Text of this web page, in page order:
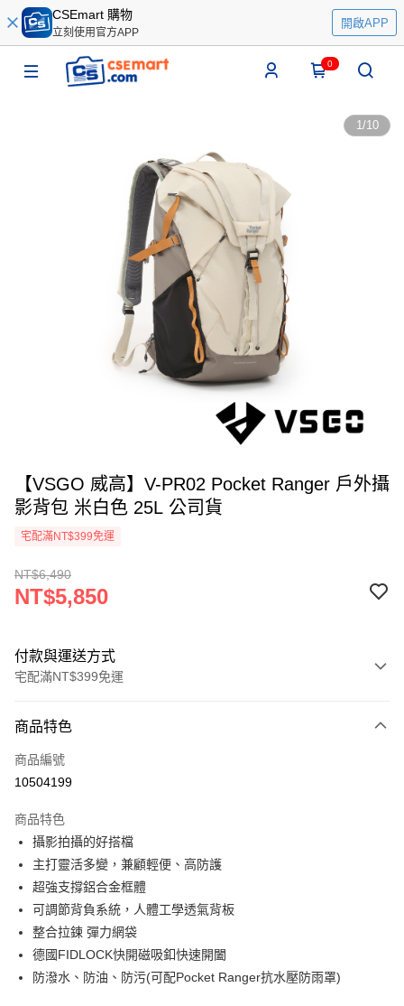
CSEmart 購物
立刻使用官方APP
開啟APP
0
1/10
【VSGO 威高】V-PR02 Pocket Ranger 戶外攝
影背包 米白色 25L 公司貨
宅配滿NT$399免運
NT$6,490
NT$5,850
付款與運送方式
宅配滿NT$399免運
信用卡一次付款
信用卡分期付款
合作金庫商業銀行
華南商業銀行
上海商業儲蓄銀行
台北富邦商業銀行
國泰世華商業銀行
臺灣中小企業銀行
台中商業銀行
匯豐（台灣）商業銀行
聯邦商業銀行
元大商業銀行
永豐商業銀行
玉山商業銀行
星展（台灣）商業銀行
6 期 0 利率 每期
華南商業銀行
彰化商業銀行
上海商業儲蓄銀行
國泰世華商業銀行
兆豐國際商業銀行
臺灣中小企業銀行
匯豐（台灣）商業銀行
華泰商業銀行
聯邦商業銀行
遠東國際商業銀行
元大商業銀行
永豐商業銀行
12 期 0 利率 每期
合作金庫商業銀行
上海商業儲蓄銀行
台北富邦商業銀行
國泰世華商業銀行
臺灣中小企業銀行
台中商業銀行
匯豐（台灣）商業銀行
華泰商業銀行
LINE Pay
Apple Pay
街口支付
悠遊付
商品特色
商品編號
10504199
商品特色
攝影拍攝的好搭檔
主打靈活多變，兼顧輕便、高防護
超強支撐鋁合金框體
可調節背負系統，人體工學透氣背板
整合拉鍊 彈力網袋
德國FIDLOCK快開磁吸釦快速開闔
防潑水、防油、防污(可配Pocket Ranger抗水壓防雨罩)